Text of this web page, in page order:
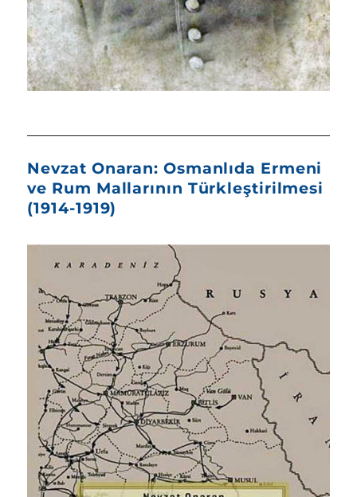
Nevzat Onaran: Osmanlıda Ermeni
ve Rum Mallarının Türkleştirilmesi
(1914-1919)